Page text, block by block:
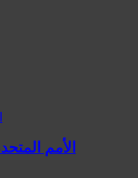
الأمم المتحدة: